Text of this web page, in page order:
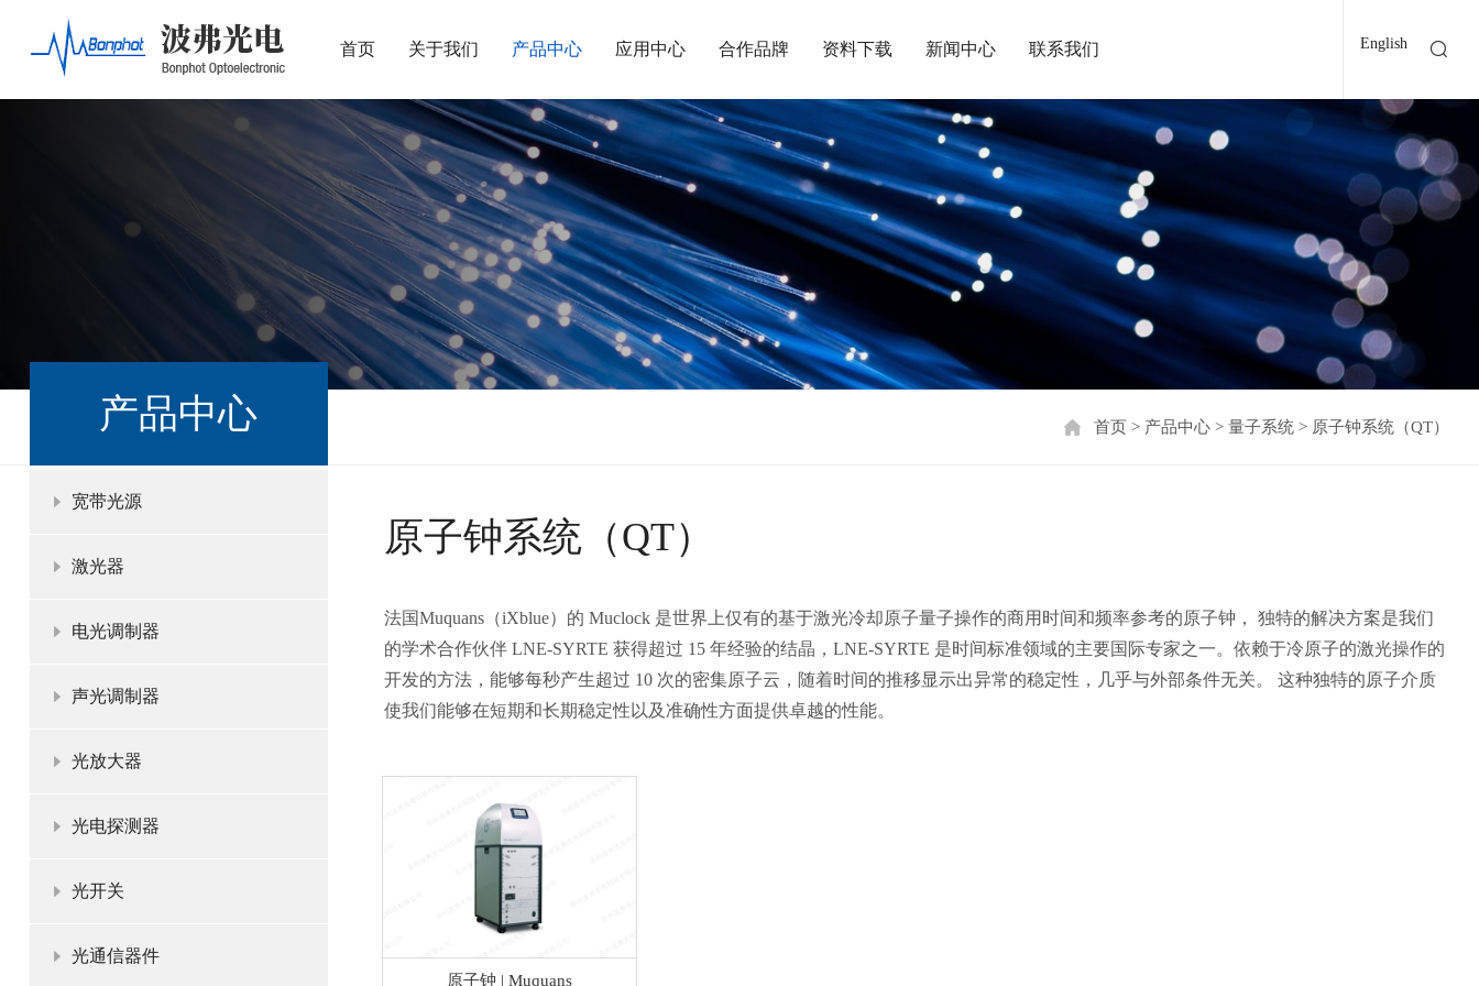
首页 关于我们 产品中心 应用中心 合作品牌 资料下载 新闻中心 联系我们 English
首页 > 产品中心 >量子系统 > 原子钟系统（QT）
产品中心
宽带光源
激光器
电光调制器
声光调制器
光放大器
光电探测器
光开关
光通信器件
原子钟系统（QT）
法国Muquans（iXblue）的 Muclock 是世界上仅有的基于激光冷却原子量子操作的商用时间和频率参考的原子钟， 独特的解决方案是我们
的学术合作伙伴 LNE-SYRTE 获得超过 15 年经验的结晶，LNE-SYRTE 是时间标准领域的主要国际专家之一。依赖于冷原子的激光操作的
开发的方法，能够每秒产生超过 10 次的密集原子云，随着时间的推移显示出异常的稳定性，几乎与外部条件无关。 这种独特的原子介质
使我们能够在短期和长期稳定性以及准确性方面提供卓越的性能。
原子钟 | Muquans